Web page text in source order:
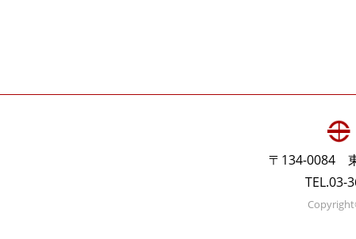
〒134-0084
TEL.03-